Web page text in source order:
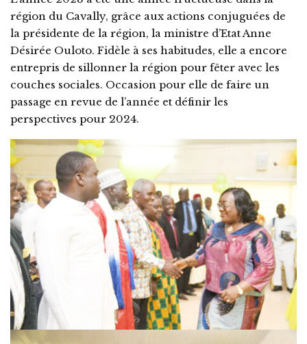
région du Cavally, grâce aux actions conjuguées de
la présidente de la région, la ministre d’Etat Anne
Désirée Ouloto. Fidèle à ses habitudes, elle a encore
entrepris de sillonner la région pour fêter avec les
couches sociales. Occasion pour elle de faire un
passage en revue de l’année et définir les
perspectives pour 2024.